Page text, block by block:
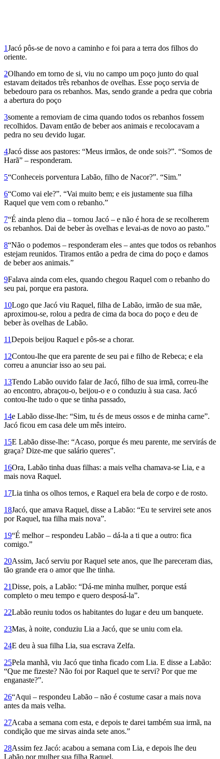
1Jacó pôs-se de novo a caminho e foi para a terra dos filhos do
oriente.
2Olhando em torno de si, viu no campo um poço junto do qual
estavam dei­tados três rebanhos de ovelhas. Esse poço servia de
bebedouro para os reba­nhos. Mas, sendo grande a pedra que cobria
a abertura do poço
3somente a removiam de cima quando todos os rebanhos fossem
recolhidos. Davam então de beber aos animais e recolocavam a
pedra no seu devido lugar.
4Jacó disse aos pastores: “Meus ir­mãos, de onde sois?”. “Somos de
Harã” – responderam.
5“Conheceis porventura Labão, filho de Nacor?”. “Sim.”
6“Como vai ele?”. “Vai muito bem; e eis justamente sua filha
Raquel que vem com o rebanho.”
7“É ainda pleno dia – tornou Jacó – e não é hora de se recolherem
os rebanhos. Dai de beber às ovelhas e levai-as de novo ao pasto.”
8“Não o podemos – responde­ram eles – antes que todos os rebanhos
estejam reunidos. Tiramos então a pedra de cima do poço e damos
de beber aos animais.”
9Falava ainda com eles, quando chegou Raquel com o rebanho do
seu pai, porque era pastora.
10Logo que Jacó viu Raquel, filha de Labão, irmão de sua mãe,
aproximou-se, rolou a pedra de cima da boca do poço e deu de
beber às ovelhas de Labão.
11Depois beijou Raquel e pôs-se a chorar.
12Contou-lhe que era parente de seu pai e filho de Rebeca; e ela
correu a anunciar isso ao seu pai.
13Tendo Labão ouvido falar de Jacó, filho de sua irmã, correu-lhe
ao encontro, abraçou-o, beijou-o e o conduziu à sua casa. Jacó
contou-lhe tudo o que se tinha passado,
14e Labão disse-lhe: “Sim, tu és de meus ossos e de minha carne”.
Jacó ficou em casa dele um mês inteiro.
15E Labão disse-lhe: “Acaso, porque és meu parente, me servirás de
graça? Dize-me que salário queres”.
16Ora, Labão tinha duas filhas: a mais velha chamava-se Lia, e a
mais nova Raquel.
17Lia tinha os olhos ternos, e Raquel era bela de corpo e de rosto.
18Jacó, que amava Raquel, disse a Labão: “Eu te servirei sete anos
por Raquel, tua filha mais nova”.
19“É melhor – respondeu Labão – dá-la a ti que a outro: fica
comigo.”
20Assim, Jacó serviu por Raquel sete anos, que lhe pareceram dias,
tão grande era o amor que lhe tinha.
21Disse, pois, a Labão: “Dá-me minha mulher, porque está
completo o meu tempo e quero desposá-la”.
22Labão reuniu todos os habitantes do lugar e deu um banquete.
23Mas, à noite, conduziu Lia a Jacó, que se uniu com ela.
24E deu à sua filha Lia, sua escrava Zelfa.
25Pela manhã, viu Jacó que tinha ficado com Lia. E disse a Labão:
“Que me fizeste? Não foi por Raquel que te servi? Por que me
enganaste?”.
26“Aqui – respondeu Labão – não é costume casar a mais nova
antes da mais velha.
27Acaba a semana com esta, e depois te darei também sua irmã, na
condição que me sirvas ainda sete anos.”
28Assim fez Jacó: acabou a semana com Lia, e depois lhe deu
Labão por mulher sua filha Raquel,